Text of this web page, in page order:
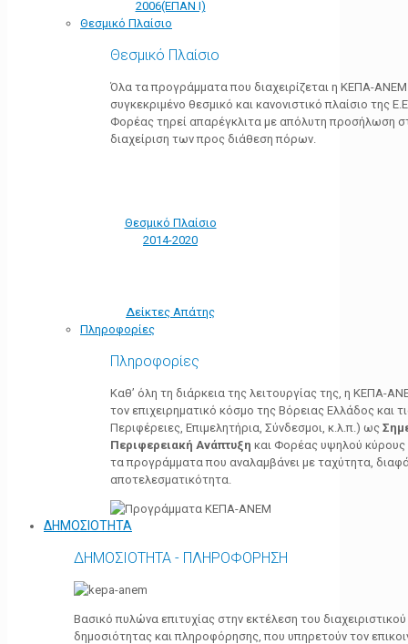
2006(ΕΠΑΝ Ι)
Θεσμικό Πλαίσιο
Θεσμικό Πλαίσιο
Όλα τα προγράμματα που διαχειρίζεται η ΚΕΠΑ-
συγκεκριμένο θεσμικό και κανονιστικό πλαίσιο της
Φορέας τηρεί απαρέγκλιτα με απόλυτη προσήλωση
διαχείριση των προς διάθεση πόρων.
Θεσμικό Πλαίσιο
2014-2020
Δείκτες Απάτης
Πληροφορίες
Πληροφορίες
Καθ’ όλη τη διάρκεια της λειτουργίας της, η ΚΕΠΑ-
τον επιχειρηματικό κόσμο της Βόρειας Ελλάδος και
Περιφέρειες, Επιμελητήρια, Σύνδεσμοι, κ.λ.π.) ως
Περιφερειακή Ανάπτυξη και Φορέας υψηλού κύρους
τα προγράμματα που αναλαμβάνει με ταχύτητα,
αποτελεσματικότητα.
ΔΗΜΟΣΙΟΤΗΤΑ
ΔΗΜΟΣΙΟΤΗΤΑ - ΠΛΗΡΟΦΟΡΗΣΗ
Βασικό πυλώνα επιτυχίας στην εκτέλεση του
δημοσιότητας και πληροφόρησης, που υπηρετούν τον